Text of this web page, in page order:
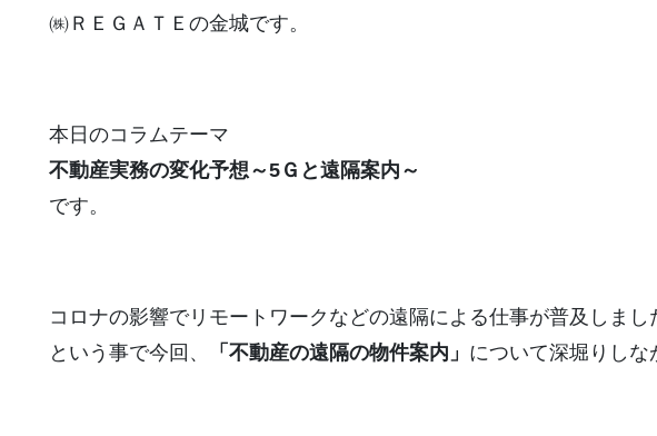
㈱ＲＥＧＡＴＥの金城です。
本日のコラムテーマ
不動産実務の変化予想～5Ｇと遠隔案内～
です。
コロナの影響でリモートワークなどの遠隔による仕事が普及しまし
という事で今回、
「不動産の遠隔の物件案内」 について深堀りしな